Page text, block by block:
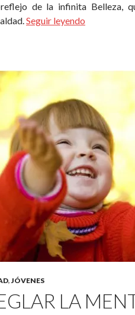
de la infinita Belleza,
Seguir leyendo
,JÓVENES
LA